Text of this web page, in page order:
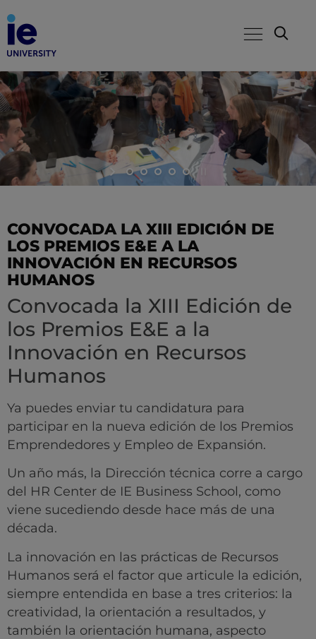
CONVOCADA LA XIII EDICIÓN DE
LOS PREMIOS E&E A LA
INNOVACIÓN EN RECURSOS
HUMANOS
Convocada la XIII Edición de
los Premios E&E a la
Innovación en Recursos
Humanos
Ya puedes enviar tu candidatura para
participar en la nueva edición de los Premios
Emprendedores y Empleo de Expansión.
Un año más, la Dirección técnica corre a cargo
del HR Center de IE Business School, como
viene sucediendo desde hace más de una
década.
La innovación en las prácticas de Recursos
Humanos será el factor que articule la edición,
siempre entendida en base a tres criterios: la
creatividad, la orientación a resultados, y
también la orientación humana, aspecto